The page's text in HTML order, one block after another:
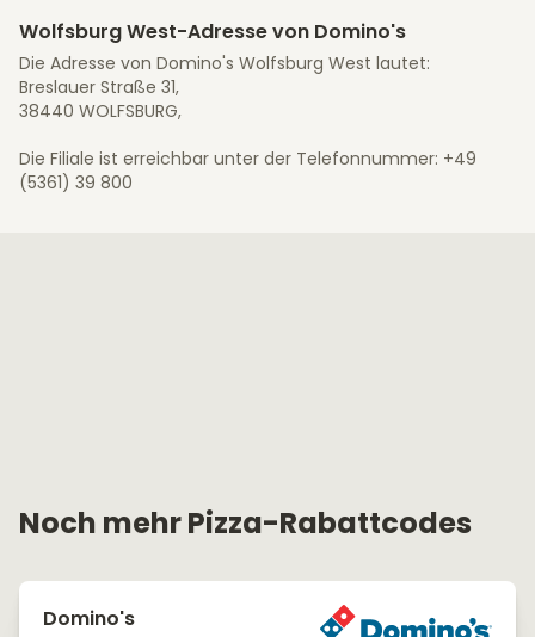
Wolfsburg West-Adresse von Domino's
Die Adresse von Domino's Wolfsburg West lautet:
Breslauer Straße 31,
38440 WOLFSBURG,
Die Filiale ist erreichbar unter der Telefonnummer: +49
(5361) 39 800
Noch mehr Pizza-Rabattcodes
Domino's